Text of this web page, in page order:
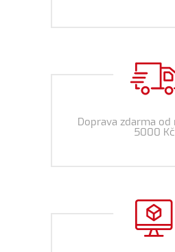
Doprava zdarma od
5000 Kč